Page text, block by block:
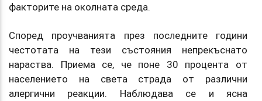
факторите на околната среда.
Според проучванията през последните години
честотата на тези състояния непрекъснато
нараства. Приема се, че поне 30 процента от
населението на света страда от различни
алергични реакции. Наблюдава се и ясна